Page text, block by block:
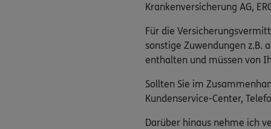
Krankenversicherung AG,
Für die
sonstige Zuwendungen z.B.
enthalten und müssen von
Sollten Sie im
Kundenservice-Center,
Darüber hinaus nehme ich